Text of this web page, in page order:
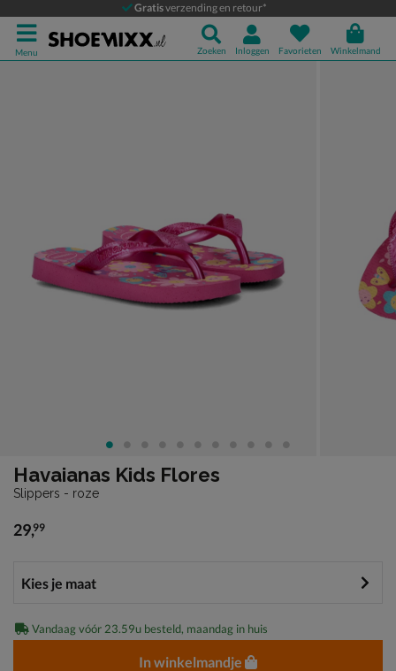
Gratisverzending en retour*
Menu Zoeken Inloggen Favorieten Winkelmand
Havaianas Kids Flores
Slippers
Havaianas Kids Flores
Slippers - roze
€ 29,99
29,99
Vandaag vóór 23.59u besteld, maandag in huis
In winkelmandje